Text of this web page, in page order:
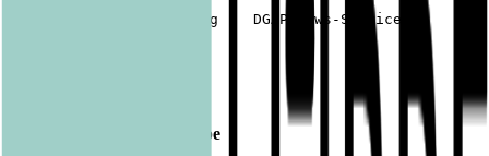
Bastei Lübbe Verlagsgruppe